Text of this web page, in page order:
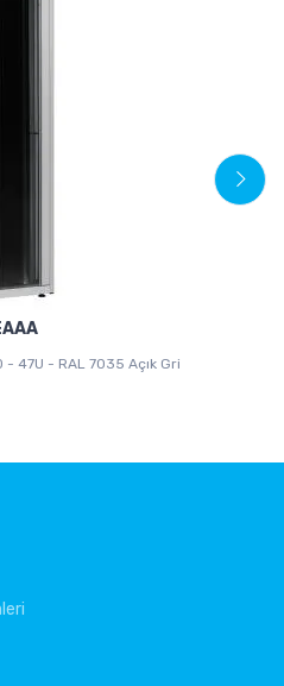
47U - RAL 7035 Açık Gri